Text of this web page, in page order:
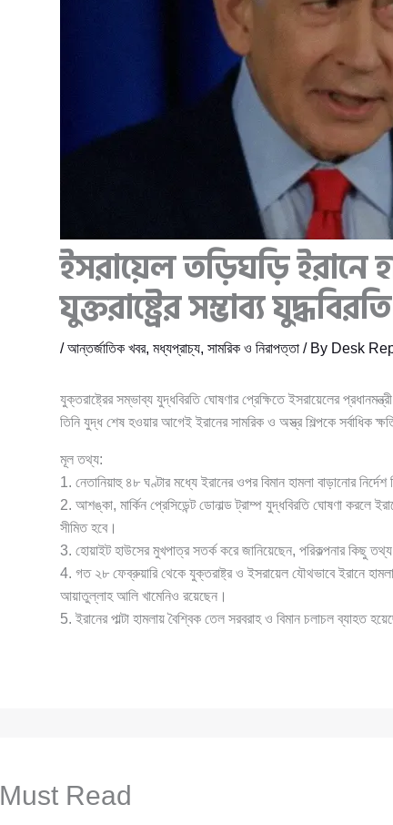
ইসরায়েল তড়িঘড়ি
যুক্তরাষ্ট্রের সম্ভাব্য
/আন্তর্জাতিক খবর, মধ্যপ্রাচ্য, সামরিক ও নিরাপত্তা/ By Desk
যুক্তরাষ্ট্রের সম্ভাব্য যুদ্ধবিরতি ঘোষণার প্রেক্ষিতে ইসরায়েলের
তিনি যুদ্ধ শেষ হওয়ার আগেই ইরানের সামরিক ও অস্ত্র শিল্পকে সর্বাধিক
মূল তথ্য:
1. নেতানিয়াহু ৪৮ ঘণ্টার মধ্যে ইরানের ওপর বিমান হামলা বাড়ানোর নির্দেশ
2. আশঙ্কা, মার্কিন প্রেসিডেন্ট ডোনাল্ড ট্রাম্প যুদ্ধবিরতি ঘোষণা করলে
সীমিত হবে।
3. হোয়াইট হাউসের মুখপাত্র সতর্ক করে জানিয়েছেন, পরিকল্পনার কিছু
4. গত ২৮ ফেব্রুয়ারি থেকে যুক্তরাষ্ট্র ও ইসরায়েল যৌথভাবে ইরানে
আয়াতুল্লাহ আলি খামেনিও রয়েছেন।
5. ইরানের পাল্টা হামলায় বৈশ্বিক তেল সরবরাহ ও বিমান চলাচল ব্যাহত
Must Read